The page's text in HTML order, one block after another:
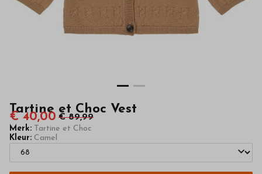
onze
webshop
Tartine et Choc Vest
€ 40,00 € 89,99
Merk: Tartine et Choc
Kleur: Camel